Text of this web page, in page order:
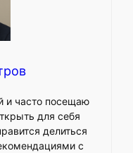
и часто посещаю
для себя
делиться
с